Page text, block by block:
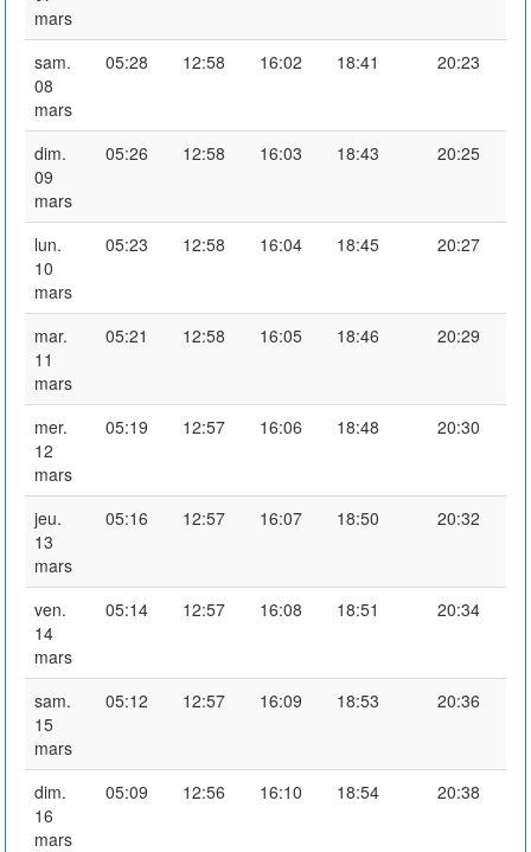
mars
sam.
08
mars
05:28 12:58 16:02 18:41 20:23
dim.
09
mars
05:26 12:58 16:03 18:43 20:25
lun.
10
mars
05:23 12:58 16:04 18:45 20:27
mar.
11
mars
05:21 12:58 16:05 18:46 20:29
mer.
12
mars
05:19 12:57 16:06 18:48 20:30
jeu.
13
mars
05:16 12:57 16:07 18:50 20:32
ven.
14
mars
05:14 12:57 16:08 18:51 20:34
sam.
15
mars
05:12 12:57 16:09 18:53 20:36
dim.
16
mars
05:09 12:56 16:10 18:54 20:38